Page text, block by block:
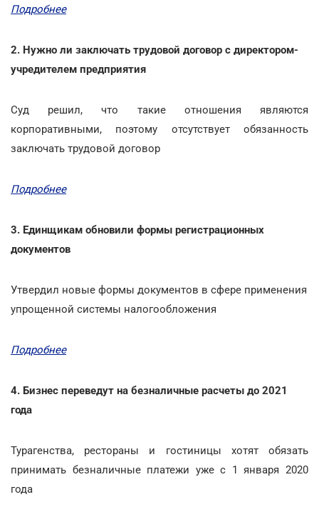
Подробнее
2. Нужно ли заключать трудовой договор с директором-
учредителем предприятия
Суд решил, что такие отношения являются
корпоративными, поэтому отсутствует обязанность
заключать трудовой договор
Подробнее
3. Единщикам обновили формы регистрационных
документов
Утвердил новые формы документов в сфере применения
упрощенной системы налогообложения
Подробнее
4. Бизнес переведут на безналичные расчеты до 2021
года
Турагенства, рестораны и гостиницы хотят обязать
принимать безналичные платежи уже с 1 января 2020
года